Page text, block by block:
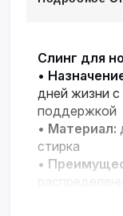
Слинг для
•
дней жизни с
поддержкой
• Материал:
стирка
•